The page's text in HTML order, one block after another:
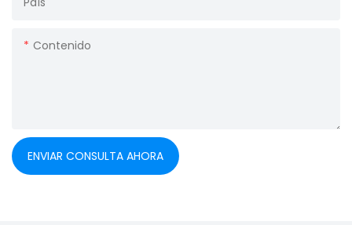
Contenido
ENVIAR CONSULTA AHORA